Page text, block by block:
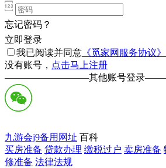
忘记密码？
立即登录
我已阅读并同意 《觅家网服务协议》
没有账号， 点击马上注册
—————————其他账号登录
九游会j9备用网址 百科
买房准备 贷款办理 缴税过户 卖房准备
修准备 法律法规